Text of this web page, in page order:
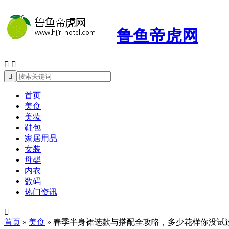
鲁鱼帝虎网
 

首页
美食
美妆
鞋包
家居用品
女装
母婴
内衣
数码
热门资讯

首页 » 美食 » 春季半身裙选款与搭配全攻略，多少花样你没试